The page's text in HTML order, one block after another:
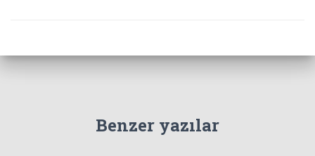
Benzer yazılar